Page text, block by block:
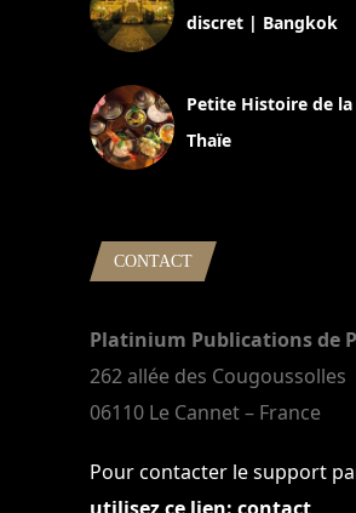
discret | Bangkok
Petite Histoire de la
Thaïe
CONTACT
Platinium Publications de
262 allée des Cougoussolles
06110 Le Cannet – France
Pour contacter le support